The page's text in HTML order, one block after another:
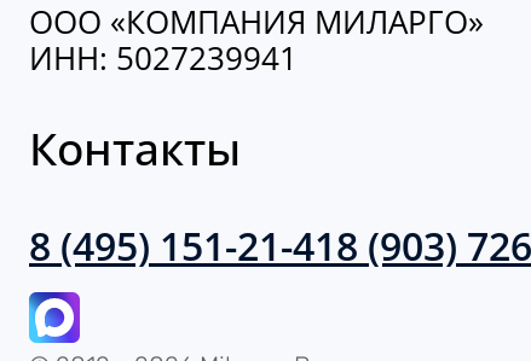
ООО «КОМПАНИЯ МИЛАРГО»
ИНН: 5027239941
Контакты
8 (495) 151-21-418 (903)